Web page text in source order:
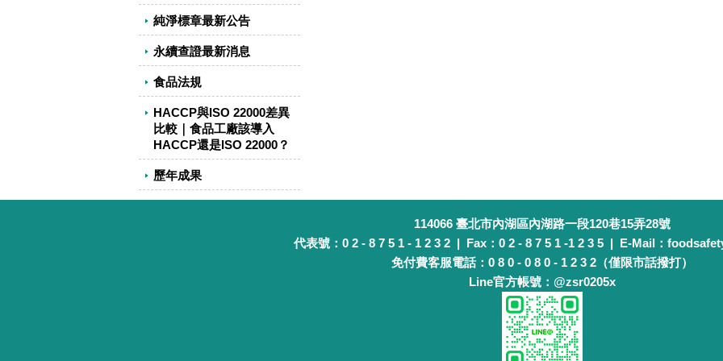
純淨標章最新公告
永續查證最新消息
食品法規
HACCP與ISO 22000差異
比較｜食品工廠該導入
HACCP還是ISO 22000？
歷年成果
114066 臺北市內湖區內湖路一段120巷15弄28號
代表號：0 2 - 8 7 5 1 - 1 2 3 2 | Fax：0 2 - 8 7 5 1 -1 2 3 5 | E-Mail：
免付費客服電話：0 8 0 - 0 8 0 - 1 2 3 2（僅限市話撥打）
Line官方帳號：@zsr0205x